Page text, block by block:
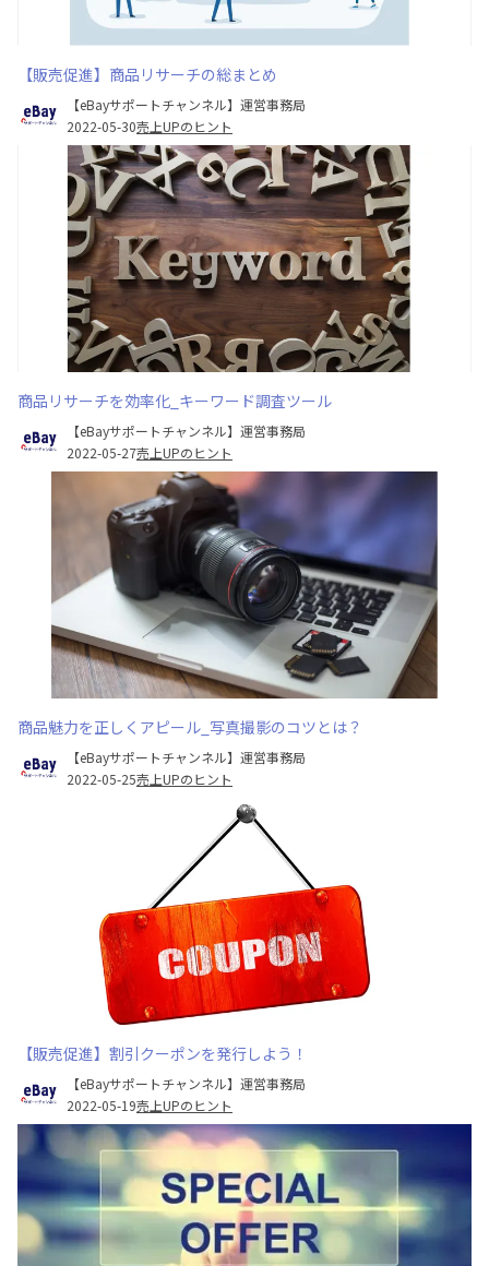
【販売促進】商品リサーチの総まとめ
【eBayサポートチャンネル】運営事務局
2022-05-30売上UPのヒント
商品リサーチを効率化_キーワード調査ツール
【eBayサポートチャンネル】運営事務局
2022-05-27売上UPのヒント
商品魅力を正しくアピール_写真撮影のコツとは？
【eBayサポートチャンネル】運営事務局
2022-05-25売上UPのヒント
【販売促進】割引クーポンを発行しよう！
【eBayサポートチャンネル】運営事務局
2022-05-19売上UPのヒント